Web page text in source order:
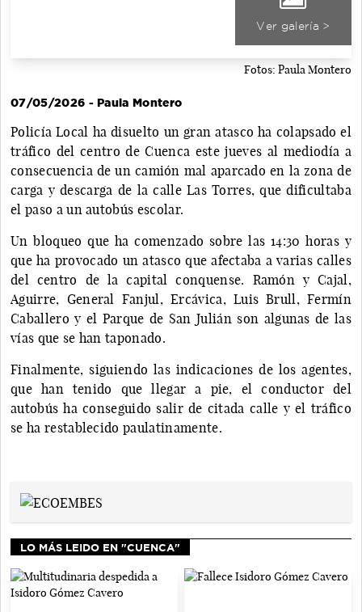
Ver galería >
Fotos: Paula Montero
07/05/2026 - Paula Montero
Policía Local ha disuelto un gran atasco ha colapsado el
tráfico del centro de Cuenca este jueves al mediodía a
consecuencia de un camión mal aparcado en la zona de
carga y descarga de la calle Las Torres, que dificultaba
el paso a un autobús escolar.
Un bloqueo que ha comenzado sobre las 14:30 horas y
que ha provocado un atasco que afectaba a varias calles
del centro de la capital conquense. Ramón y Cajal,
Aguirre, General Fanjul, Ercávica, Luis Brull, Fermín
Caballero y el Parque de San Julián son algunas de las
vías que se han taponado.
Finalmente, siguiendo las indicaciones de los agentes,
que han tenido que llegar a pie, el conductor del
autobús ha conseguido salir de citada calle y el tráfico
se ha restablecido paulatinamente.
LO MÁS LEIDO EN "CUENCA"